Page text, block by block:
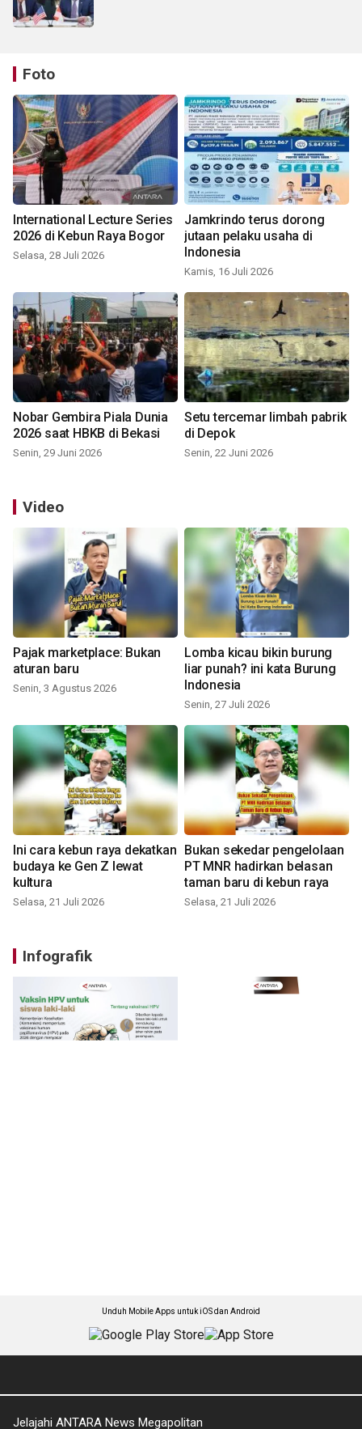
Foto
International Lecture Series
2026 di Kebun Raya Bogor
Selasa, 28 Juli 2026
Jamkrindo terus dorong
jutaan pelaku usaha di
Indonesia
Kamis, 16 Juli 2026
Nobar Gembira Piala Dunia
2026 saat HBKB di Bekasi
Senin, 29 Juni 2026
Setu tercemar limbah pabrik
di Depok
Senin, 22 Juni 2026
Video
Pajak marketplace: Bukan
aturan baru
Senin, 3 Agustus 2026
Lomba kicau bikin burung
liar punah? ini kata Burung
Indonesia
Senin, 27 Juli 2026
Ini cara kebun raya dekatkan
budaya ke Gen Z lewat
kultura
Selasa, 21 Juli 2026
Bukan sekedar pengelolaan
PT MNR hadirkan belasan
taman baru di kebun raya
Selasa, 21 Juli 2026
Infografik
Unduh Mobile Apps untuk iOS dan Android
Jelajahi ANTARA News Megapolitan